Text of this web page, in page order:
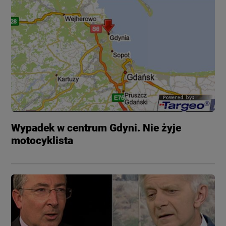
Wypadek w centrum Gdyni. Nie żyje
motocyklista